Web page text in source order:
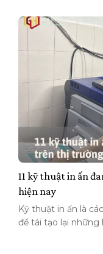
11 kỹ thuật in ấn
hiện nay
Kỹ thuật in ấn là
để tái tạo lại những